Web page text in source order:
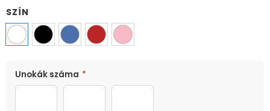
SZÍN
330ml
Unokák száma *